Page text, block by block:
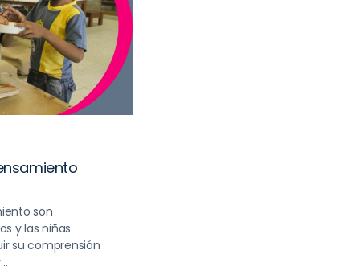
son
y las niñas
su comprensión